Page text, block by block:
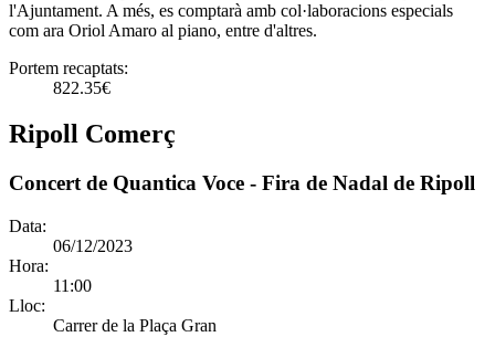
l'Ajuntament. A més, es comptarà amb col·laboracions especials
com ara Oriol Amaro al piano, entre d'altres.
Portem recaptats:
822.35€
Ripoll Comerç
Concert de Quantica Voce - Fira de Nadal de Ripoll
Data:
06/12/2023
Hora:
11:00
Lloc:
Carrer de la Plaça Gran